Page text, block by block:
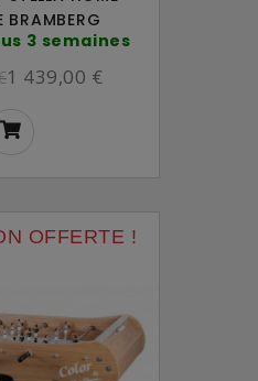
BRAMBERG
3 semaines
1 439,00 €
OFFERTE !